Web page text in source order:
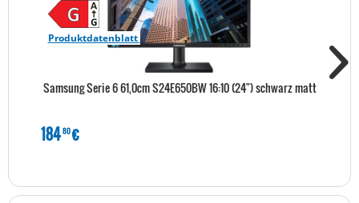
Produktdatenblatt
Samsung Serie 6 61,0cm S24E650BW 16:10 (24") schwarz matt
18480€